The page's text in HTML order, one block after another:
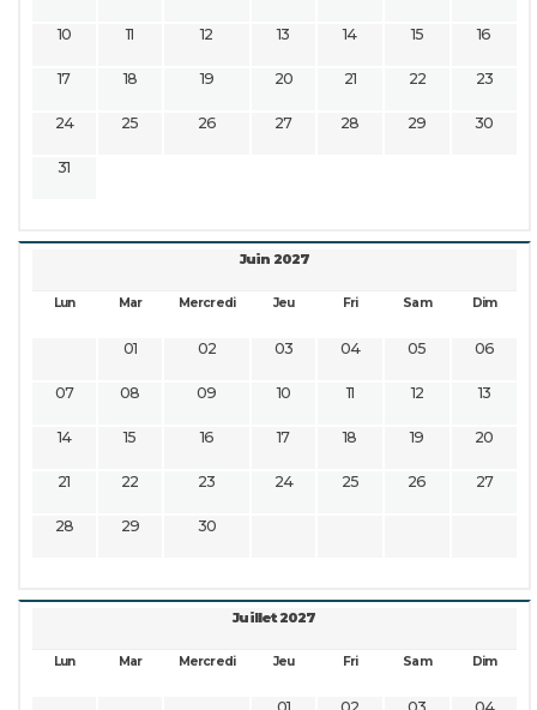
10 11 12 13 14 15 16
17 18 19 20 21 22 23
24 25 26 27 28 29 30
31
Juin 2027
Lun Mar Mercredi Jeu Fri Sam Dim
01 02 03 04 05 06
07 08 09 10 11 12 13
14 15 16 17 18 19 20
21 22 23 24 25 26 27
28 29 30
Juillet 2027
Lun Mar Mercredi Jeu Fri Sam Dim